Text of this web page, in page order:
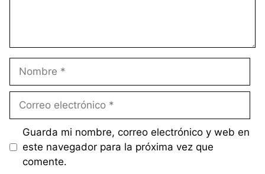
Nombre
Correo
Guarda mi nombre, correo electrónico y web en
este navegador para la próxima vez que
comente.